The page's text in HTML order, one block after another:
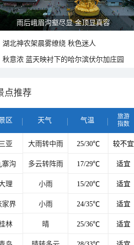
雨后峨眉沟壑尽显 金顶显真容
湖北神农架晨雾缭绕 秋色迷人
秋意浓 蓝天映衬下的哈尔滨伏尔加庄园
点推荐
区 天气 气温
旅游
指数
亚 大雨转中雨 25/30℃ 较不宜
寨沟 多云转阵雨 17/29℃ 适宜
理 小雨 15/20℃ 适宜
家界 小雨 24/35℃ 适宜
林 晴 25/36℃ 适宜